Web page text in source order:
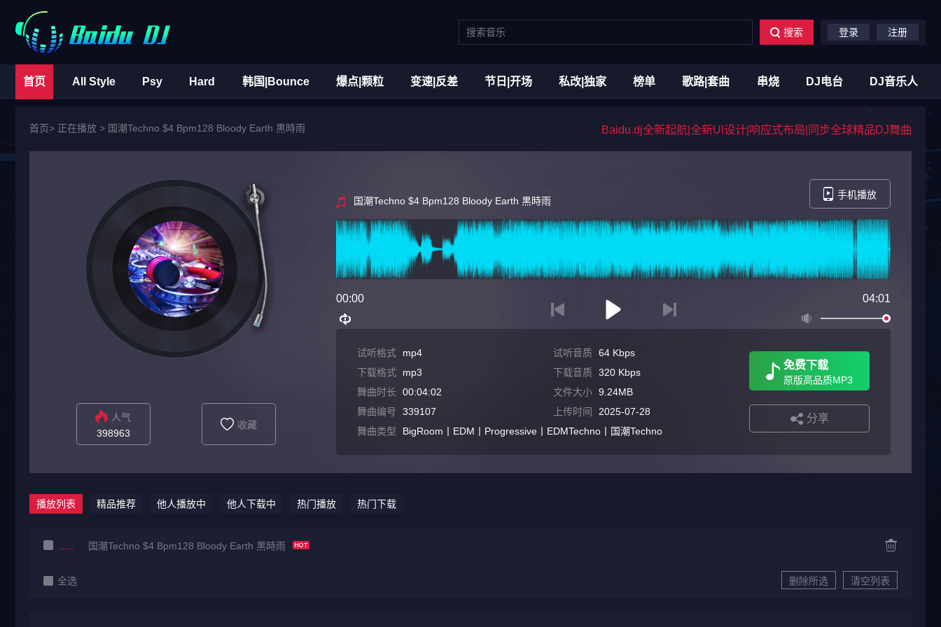
搜索 登录 注册
首页 All Style Psy Hard 韩国|Bounce 爆点|颗粒 变速|反差 节日|开场 私改|独家 榜单 歌路|套曲 串烧 DJ电台 DJ音乐人
首页> 正在播放 > 国潮Techno $4 Bpm128 Bloody Earth 黒時雨 Baidu.dj全新起航|全新UI设计|响应式布局|同步全球精品DJ舞曲
人气
398963
收藏
国潮Techno $4 Bpm128 Bloody Earth 黒時雨
手机播放
00:00 04:01
试听格式 mp4 试听音质 64 Kbps
下载格式
mp3 下载音质 320 Kbps
舞曲时长
00:04:02 文件大小 9.24MB
舞曲编号
339107 上传时间
2025-07-28
舞曲类型
BigRoom丨EDM丨Progressive丨EDMTechno丨国潮Techno
免费下载
原版高品质MP3
分享
播放列表 精品推荐 他人播放中 他人下载中 热门播放 热门下载
国潮Techno $4 Bpm128 Bloody Earth 黒時雨
全选 删除所选 清空列表